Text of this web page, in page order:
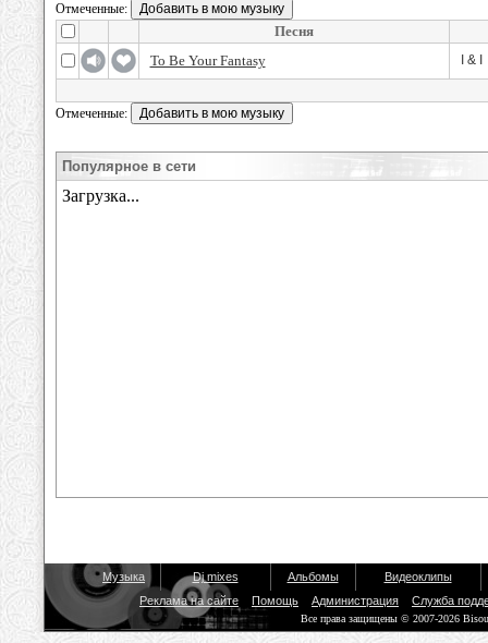
Отмеченные:
Песня
To Be Your Fantasy
I & I
Отмеченные:
Популярное в сети
Музыка Dj mixes Альбомы
Видеоклипы
Реклама на сайте
Помощь Администрация Служба
Все права защищены © 2007-2026